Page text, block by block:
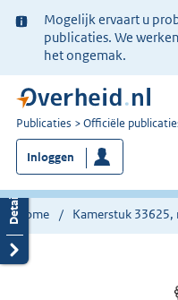
Ter
informatie:
Mogelijk ervaart u
publicaties. We
het ongemak.
U
bent
nu
hier:
Publicaties Officiële
Inloggen
Home Kamerstuk 33625,